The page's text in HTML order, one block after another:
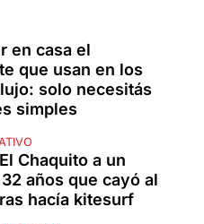
en casa el
que usan en los
solo necesitás
simples
Chaquito a un
años que cayó al
hacía kitesurf